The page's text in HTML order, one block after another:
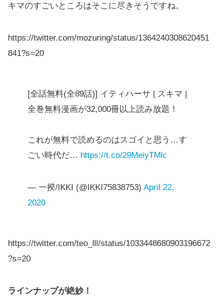
キマのすごいところはそこに尽きそうですね。
https://twitter.com/mozuring/status/1364240308620451
841?s=20
[全話無料(全89話)] イティハーサ | スキマ |
全巻無料漫画が32,000冊以上読み放題！
これが無料で読めるのはスゴイと思う…す
ごい時代だ… https://t.co/29MeiyTMlc
— 一揆/IKKI (@IKKI75838753) April 22,
2020
https://twitter.com/teo_lll/status/1033448680903196672
?s=20
ラインナップが絶妙！